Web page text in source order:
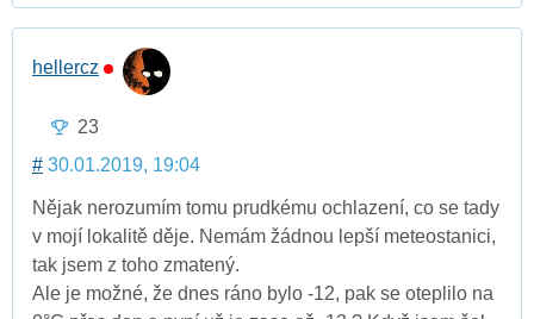
hellercz
23
# 30.01.2019, 19:04
Nějak nerozumím tomu prudkému ochlazení, co se tady
v mojí lokalitě děje. Nemám žádnou lepší meteostanici,
tak jsem z toho zmatený.
Ale je možné, že dnes ráno bylo -12, pak se oteplilo na